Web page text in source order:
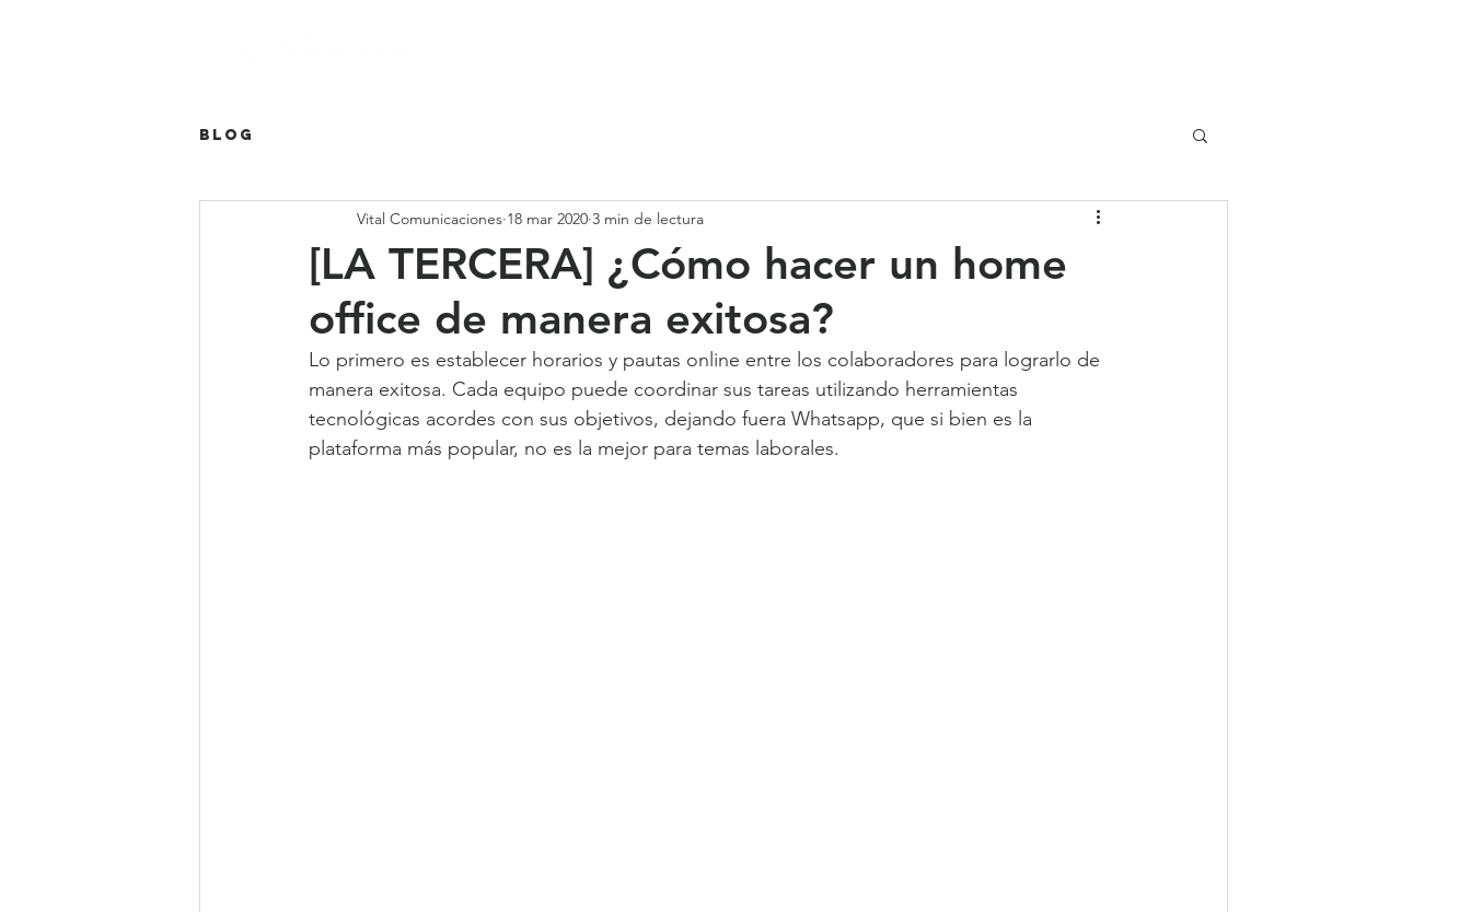
Blog
[LA TERCERA] ¿Cómo hacer un home
office de manera exitosa?
Vital Comunicaciones 18 mar 2020 3 min de lectura
Lo primero es establecer horarios y pautas online entre los colaboradores para lograrlo de
manera exitosa. Cada equipo puede coordinar sus tareas utilizando herramientas
tecnológicas acordes con sus objetivos, dejando fuera Whatsapp, que si bien es la
plataforma más popular, no es la mejor para temas laborales.